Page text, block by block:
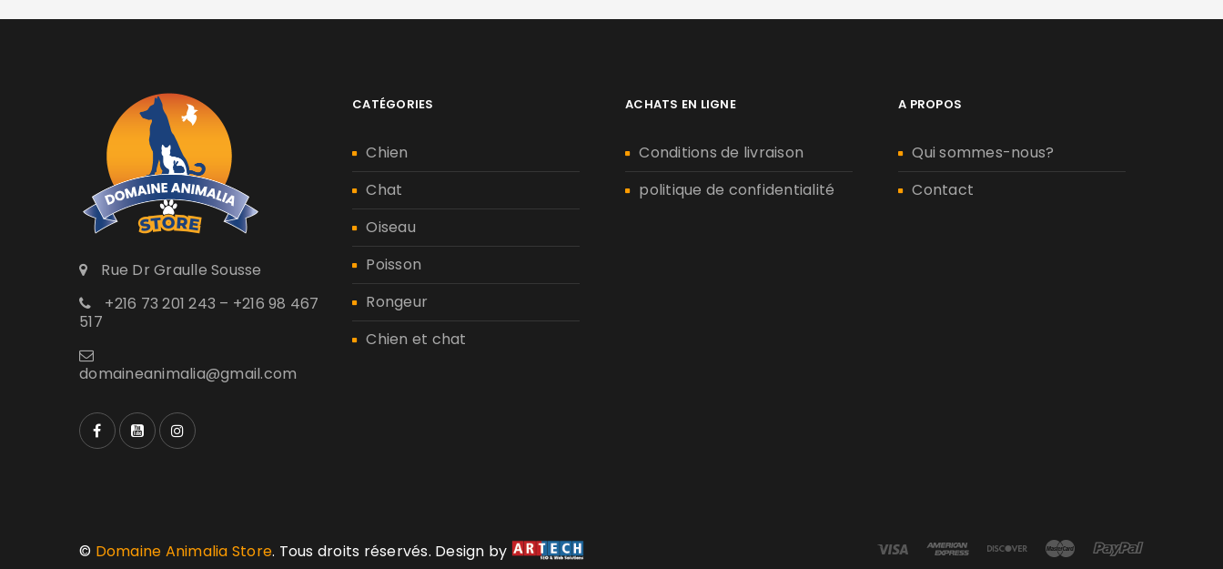
Rue Dr Graulle Sousse
+216 73 201 243 – +216 98 467
517
domaineanimalia@gmail.com
CATÉGORIES
Chien
Chat
Oiseau
Poisson
Rongeur
Chien et chat
ACHATS EN LIGNE
Conditions de livraison
politique de confidentialité
A PROPOS
Qui sommes-nous?
Contact
© Domaine Animalia Store. Tous droits réservés. Design by